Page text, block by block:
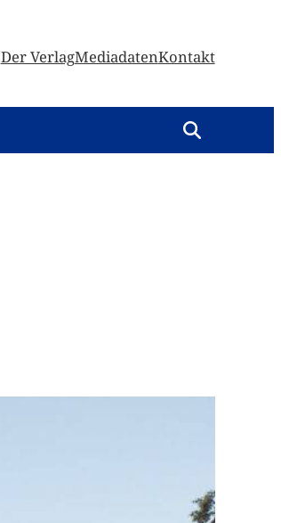
Der VerlagMediadatenKontakt